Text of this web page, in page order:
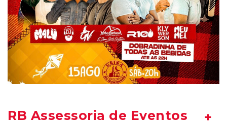
RB Assessoria de Eventos